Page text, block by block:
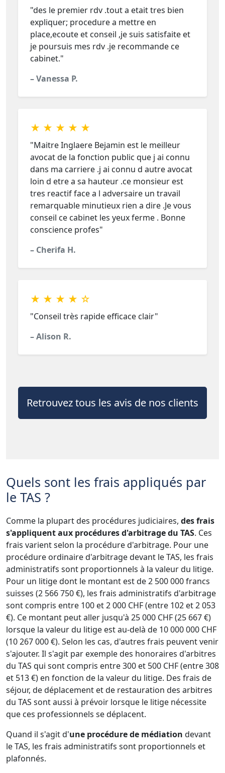
"des le premier rdv .tout a etait tres bien
expliquer; procedure a mettre en
place,ecoute et conseil ,je suis satisfaite et
je poursuis mes rdv .je recommande ce
cabinet."
– Vanessa P.
★ ★ ★ ★ ★
"Maitre Inglaere Bejamin est le meilleur
avocat de la fonction public que j ai connu
dans ma carriere .j ai connu d autre avocat
loin d etre a sa hauteur .ce monsieur est
tres reactif face a l adversaire un travail
remarquable minutieux rien a dire .Je vous
conseil ce cabinet les yeux ferme . Bonne
conscience profes"
– Cherifa H.
★ ★ ★ ★ ☆
"Conseil très rapide efficace clair"
– Alison R.
Retrouvez tous les avis de nos clients
Quels sont les frais appliqués par
le TAS ?
Comme la plupart des procédures judiciaires, des frais
s'appliquent aux procédures d'arbitrage du TAS. Ces
frais varient selon la procédure d'arbitrage. Pour une
procédure ordinaire d'arbitrage devant le TAS, les frais
administratifs sont proportionnels à la valeur du litige.
Pour un litige dont le montant est de 2 500 000 francs
suisses (2 566 750 €), les frais administratifs d'arbitrage
sont compris entre 100 et 2 000 CHF (entre 102 et 2 053
€). Ce montant peut aller jusqu'à 25 000 CHF (25 667 €)
lorsque la valeur du litige est au-delà de 10 000 000 CHF
(10 267 000 €). Selon les cas, d'autres frais peuvent venir
s'ajouter. Il s'agit par exemple des honoraires d'arbitres
du TAS qui sont compris entre 300 et 500 CHF (entre 308
et 513 €) en fonction de la valeur du litige. Des frais de
séjour, de déplacement et de restauration des arbitres
du TAS sont aussi à prévoir lorsque le litige nécessite
que ces professionnels se déplacent.
Quand il s'agit d'une procédure de médiation devant
le TAS, les frais administratifs sont proportionnels et
plafonnés.